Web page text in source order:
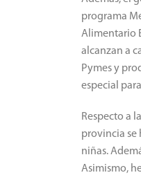
programa
Alimentario
alcanzan a
Pymes y
especial
Respecto a
provincia se
niñas.
Asimismo,